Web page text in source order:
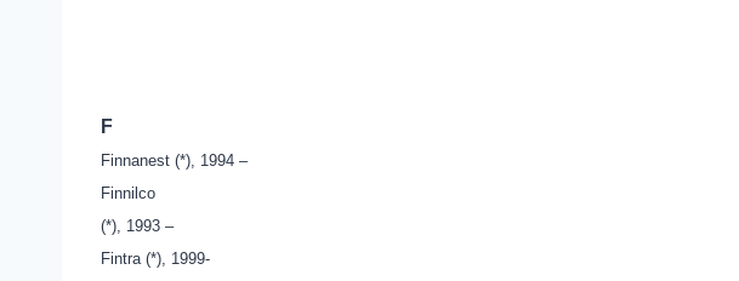
F
Finnanest (*), 1994 –
Finnilco
(*), 1993 –
Fintra (*), 1999-